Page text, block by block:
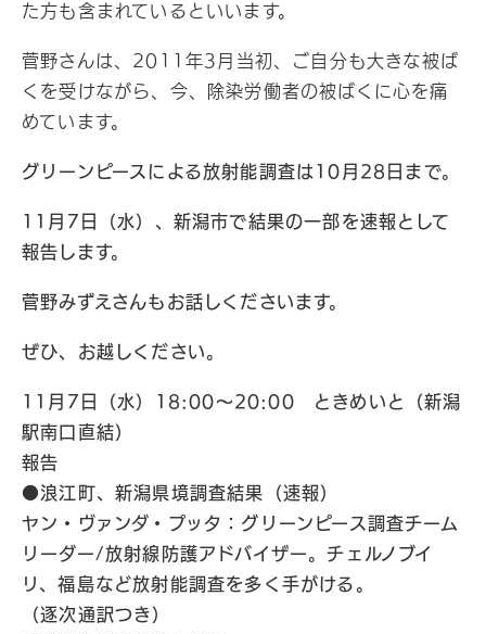
た方も含まれているといいます。
菅野さんは、2011年3月当初、ご自分も大きな被ば
くを受けながら、今、除染労働者の被ばくに心を痛
めています。
グリーンピースによる放射能調査は 10 月 28 日まで。
11 月 7 日（水）、新潟市で結果の一部を速報として
報告します。
菅野みずえさんもお話しくださいます。
ぜひ、お越しください。
11月7日（水）18:00〜20:00 ときめいと（新潟
駅南口直結）
報告
●浪江町、新潟県境調査結果（速報）
ヤン・ヴァンダ・プッタ：グリーンピース調査チーム
リーダー/放射線防護アドバイザー。チェルノブイ
リ、福島など放射能調査を多く手がける。
（逐次通訳つき）